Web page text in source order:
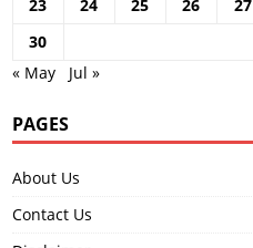
23
24 25 26 27
30
« May
Jul »
PAGES
About Us
Contact Us